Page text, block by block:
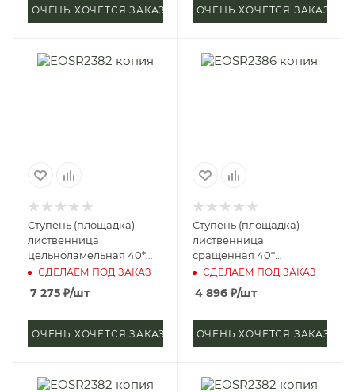
ОЧЕНЬ ХОЧЕТСЯ ЗАКАЗАТЬ ОЧЕНЬ ХОЧЕТСЯ ЗАКАЗАТЬ
Ступень (площадка)
лиственница
цельноламельная 40*
300*2500 мм (сорт
СДЕЛАЕМ ПОД ЗАКАЗ
7 275 ₽/шт
ОЧЕНЬ ХОЧЕТСЯ ЗАКАЗАТЬ
Ступень (площадка)
лиственница
сращенная 40*
300*2400 мм (сорт А)
СДЕЛАЕМ ПОД ЗАКАЗ
4 896₽/шт
ОЧЕНЬ ХОЧЕТСЯ ЗАКАЗАТЬ